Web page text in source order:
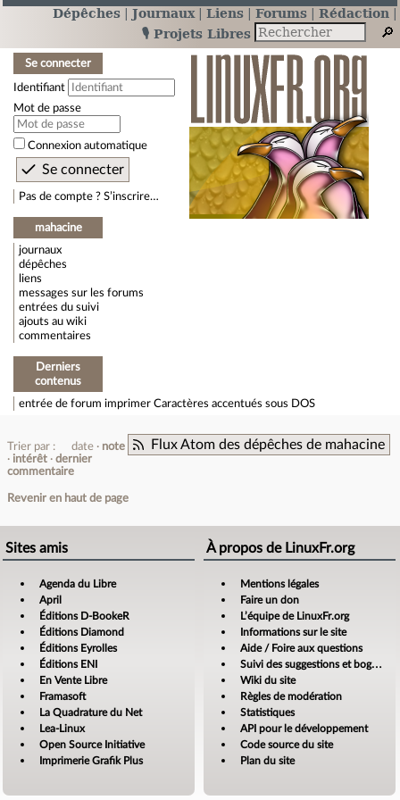
Dépêches Journaux Liens Forums
Rédaction
🎙️ Projets Libres
Se connecter
Identifiant
Mot de passe
Connexion automatique
Pas de compte ? S’inscrire…
mahacine
journaux
dépêches
liens
messages sur les forums
entrées du suivi
ajouts au wiki
commentaires
Derniers
contenus
entrée de forum imprimer Caractères accentués sous DOS
Flux Atom des dépêches de mahacine
Trier par : date
note
intérêt
dernier
commentaire
Revenir en haut de page
Sites amis
Agenda du Libre
April
Éditions D-BookeR
Éditions Diamond
Éditions Eyrolles
Éditions ENI
En Vente Libre
Framasoft
La Quadrature du Net
Lea-Linux
Open Source Initiative
Imprimerie Grafik Plus
À propos de LinuxFr.org
Mentions légales
Faire un don
L’équipe de LinuxFr.org
Informations sur le site
Aide / Foire aux questions
Suivi des suggestions et bogues
Wiki du site
Règles de modération
Statistiques
API pour le développement
Code source du site
Plan du site